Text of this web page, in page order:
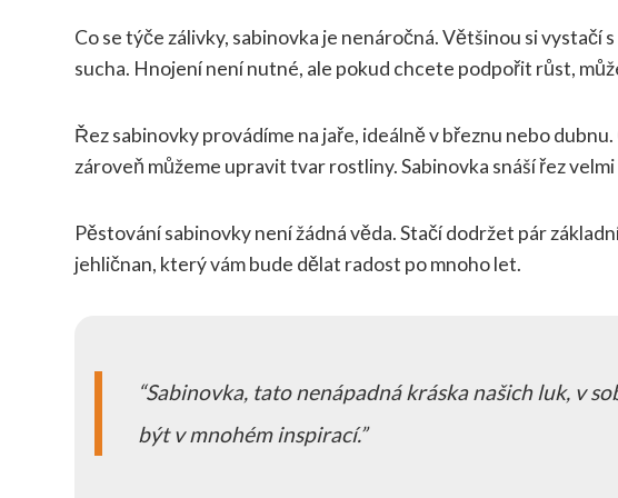
Co se týče zálivky, sabinovka je nenáročná. Většinou si vystačí
sucha. Hnojení není nutné, ale pokud chcete podpořit růst,
Řez sabinovky provádíme na jaře, ideálně v březnu nebo
zároveň můžeme upravit tvar rostliny. Sabinovka snáší řez
Pěstování sabinovky není žádná věda. Stačí dodržet pár
jehličnan, který vám bude dělat radost po mnoho let.
Sabinovka, tato nenápadná kráska našich luk, v
být v mnohém inspirací.